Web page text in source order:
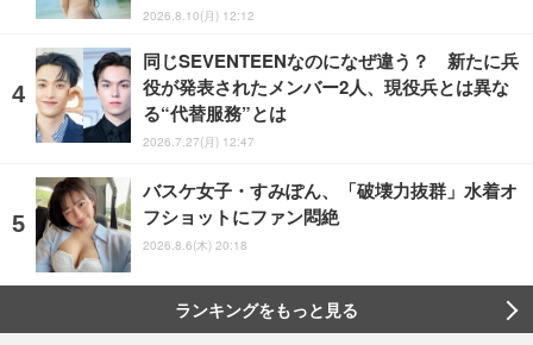
2026.8.10(月) 12:12
同じSEVENTEENなのになぜ違う？ 新たに兵
役が発表されたメンバー2人、現役兵とは異な
る“代替服務”とは
2026.7.27(月) 12:47
バスケ女子・すみぽん、「破壊力抜群」水着オ
フショットにファン悶絶
2026.8.6(木) 20:18
ランキングをもっと見る